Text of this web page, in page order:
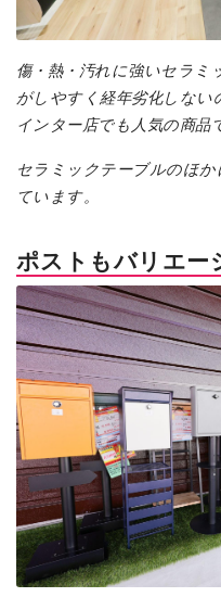
傷・熱・汚れに強いセラミ
がしやすく経年劣化しない
インター店でも人気の商品
セラミックテーブルのほか
ています。
ポストもバリエー